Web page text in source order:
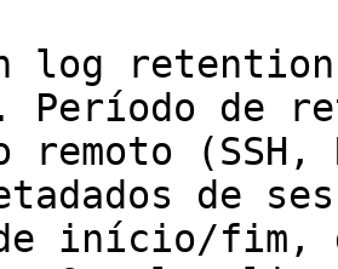
log
Período de
remoto (SSH,
de
início/fim,